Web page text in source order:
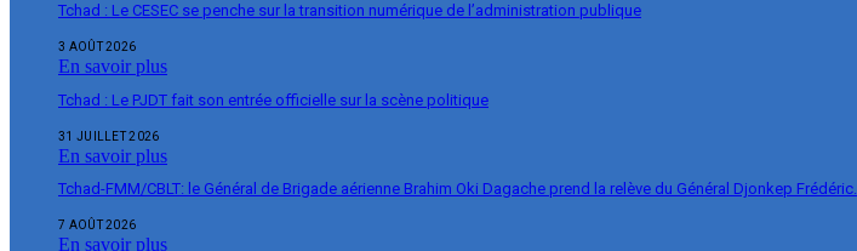
Tchad : Le CESEC se penche sur la transition numérique de l’administration publique
3 AOÛT 2026
En savoir plus
Tchad : Le PJDT fait son entrée officielle sur la scène politique
31 JUILLET 2026
En savoir plus
Tchad-FMM/CBLT: le Général de Brigade aérienne Brahim Oki Dagache prend la relève du Général Djonkep Frédéric.
7 AOÛT 2026
En savoir plus